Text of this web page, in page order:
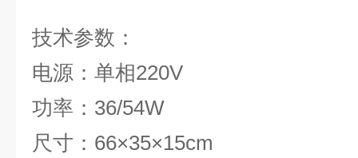
技术参
电源：单相220V
功率：36/54W
尺寸：66×35×15cm